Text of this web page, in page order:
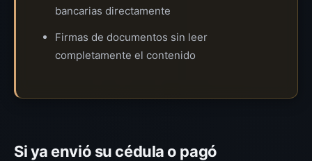
bancarias directamente
Firmas de documentos sin leer
completamente el contenido
Si ya envió su cédula o pagó